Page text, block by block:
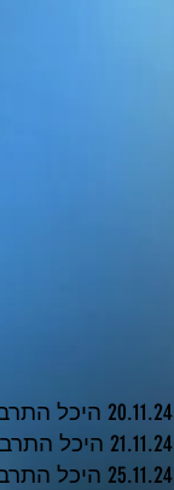
20.11.24 היכל התרבות בת ים - בשעה 17:30
21.11.24 היכל התרבות דרום השרון - בשעה 17:30
25.11.24 היכל התרבות כרמיאל - בשעה 17:30